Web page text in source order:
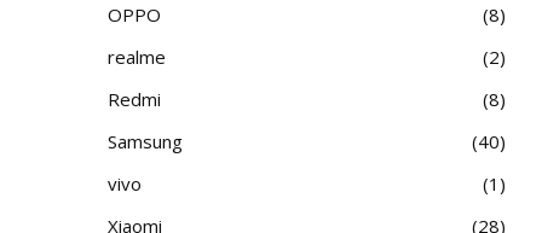
OPPO
8
realme
2
Redmi
8
Samsung
40
vivo
1
Xiaomi
28